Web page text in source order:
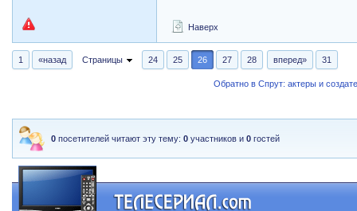
Наверх
1 «назад Страницы 24 25 26 27 28 вперед» 31
Обратно в Спрут: актеры и
0 посетителей читают эту тему:0 участников и0 гостей